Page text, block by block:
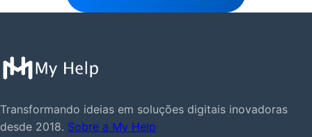
Transformando ideias em soluções digitais inovadoras
desde 2018. Sobre a My Help